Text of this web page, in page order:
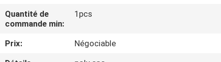
VISITE
DE
L'USINE
Quantité de
commande min:
1pcs
Prix:
Négociable